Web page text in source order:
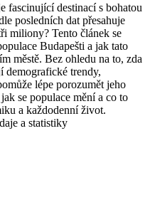
fascinující destinací s bohatou
posledních dat přesahuje
miliony? Tento článek se
Budapešti a jak tato
městě. Bez ohledu na to, zda
demografické trendy,
lépe porozumět jeho
se populace mění a co to
a každodenní život.